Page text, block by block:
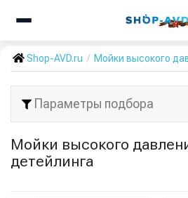
Shop-AVD.ru Мойки высокого
Параметры подбора
Мойки высокого
детейлинга